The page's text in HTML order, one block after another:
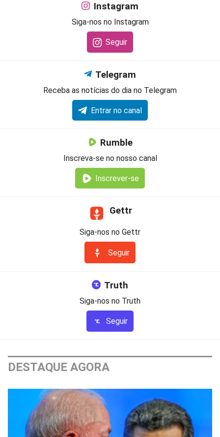
Instagram
Siga-nos no Instagram
Seguir
Telegram
Receba as notícias do dia no Telegram
Entrar no canal
Rumble
Inscreva-se no nosso canal
Inscrever-se
Gettr
Siga-nos no Gettr
Seguir
Truth
Siga-nos no Truth
Seguir
DESTAQUE AGORA